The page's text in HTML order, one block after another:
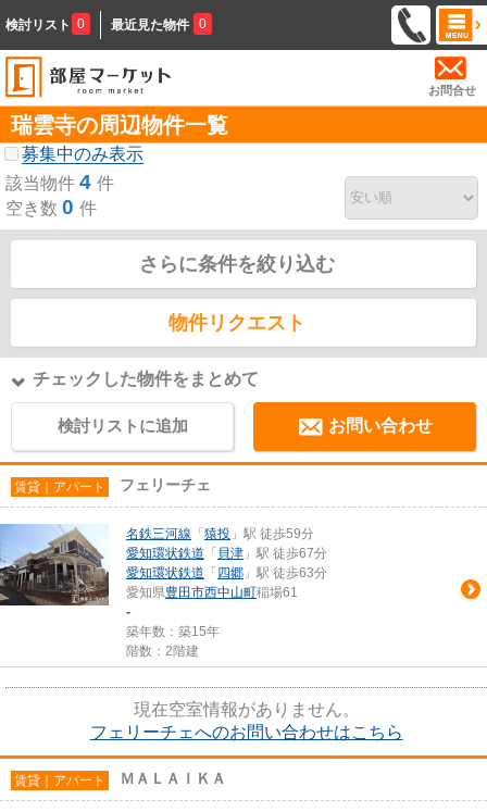
検討リスト 0 最近見た物件 0
お問合せ
瑞雲寺の周辺物件一覧
募集中のみ表示
該当物件 4 件
空き数 0 件
さらに条件を絞り込む
物件リクエスト
チェックした物件をまとめて
検討リストに追加 お問い合わせ
賃貸｜アパート フェリーチェ
名鉄三河線 「 猿投 」駅 徒歩59分
愛知環状鉄道 「 貝津 」駅 徒歩67分
愛知環状鉄道 「 四郷 」駅 徒歩63分
愛知県豊田市西中山町稲場61
-
築年数：築15年
階数：2階建
現在空室情報がありません。
フェリーチェへのお問い合わせはこちら
賃貸｜アパート ＭＡＬＡＩＫＡ